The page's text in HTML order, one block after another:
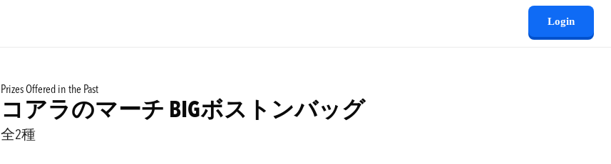
Login
Prizes Offered in the Past
コアラのマーチ BIGボストンバッグ
全2種